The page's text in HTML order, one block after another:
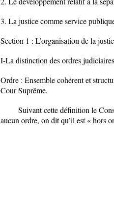
3. La justice comme service
Section 1 : L’organisation de la
I-La distinction des ordres
Ordre : Ensemble cohérent et
Cour Suprême.
Suivant cette définition le
aucun ordre, on dit qu’il est « hors